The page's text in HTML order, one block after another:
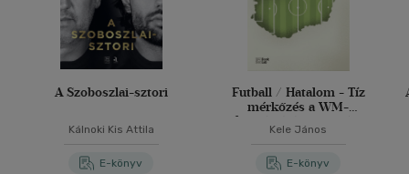
A Szoboszlai-sztori
Kálnoki Kis Attila
E-könyv
Futball / Hatalom - Tíz
mérkőzés a WM-
formációtól az Orbán-
korszakig
Kele János
E-könyv